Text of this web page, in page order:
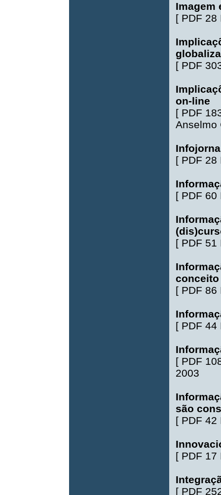
Imagem
[ PDF 28
[ PDF
on-line
[ PDF
Anselmo
[ PDF 28
[ PDF 60
[ PDF 51
[ PDF 86
[ PDF 44
[ PDF
2003
são
[ PDF 42
[ PDF 17
[ PDF